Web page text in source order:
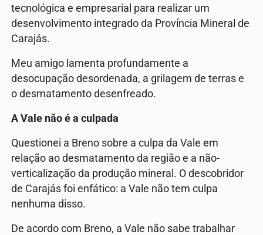
tecnológica e empresarial para realizar um
desenvolvimento integrado da Província Mineral de
Carajás.
Meu amigo lamenta profundamente a
desocupação desordenada, a grilagem de terras e
o desmatamento desenfreado.
A Vale não é a culpada
Questionei a Breno sobre a culpa da Vale em
relação ao desmatamento da região e a não-
verticalização da produção mineral. O descobridor
de Carajás foi enfático: a Vale não tem culpa
nenhuma disso.
De acordo com Breno, a Vale não sabe trabalhar